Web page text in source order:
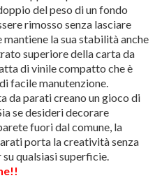
del peso di un fondo
rimosso senza lasciare
mantiene la sua stabilità anche
superiore della carta da
di vinile compatto che è
facile manutenzione.
da parati creano un gioco di
se desideri decorare
fuori dal comune, la
porta la creatività senza
qualsiasi superficie.